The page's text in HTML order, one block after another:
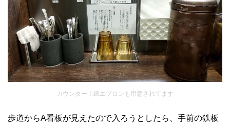
カウンター！紙エプロンも用意されてます
歩道からA看板が見えたので入ろうとしたら、手前の鉄板